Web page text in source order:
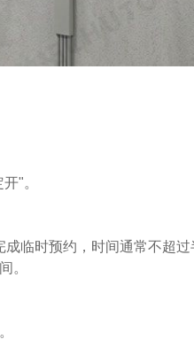
"。
临时预约，时间通常不超
。